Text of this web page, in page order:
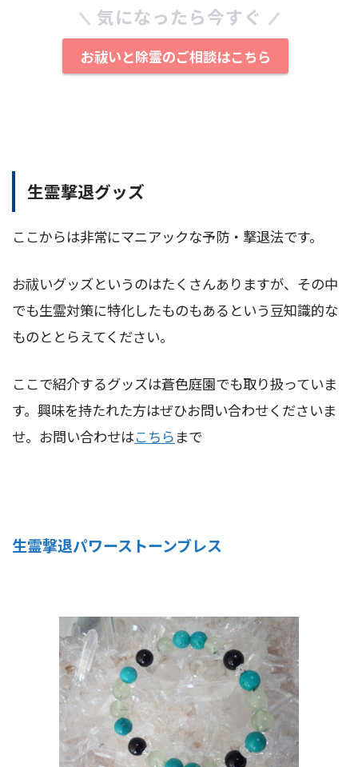
気になったら今すぐ
お祓いと除霊のご相談はこちら
生霊撃退グッズ
ここからは非常にマニアックな予防・撃退法です。
お祓いグッズというのはたくさんありますが、その中
でも生霊対策に特化したものもあるという豆知識的な
ものととらえてください。
ここで紹介するグッズは蒼色庭園でも取り扱っていま
す。興味を持たれた方はぜひお問い合わせくださいま
せ。お問い合わせはこちら まで
生霊撃退パワーストーンブレス